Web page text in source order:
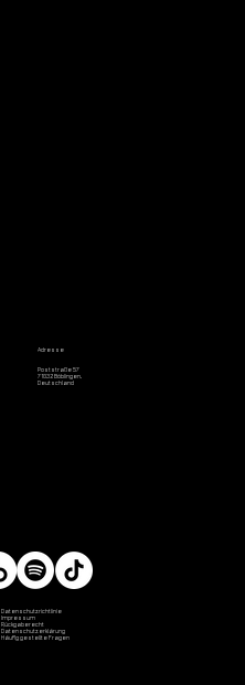
Adresse
Poststraße 57
71032 Böblingen,
Deutschland
Datenschutzrichtlinie
Impressum
Rückgaberecht
Datenschutzerklärung
Häufig gestellte Fragen